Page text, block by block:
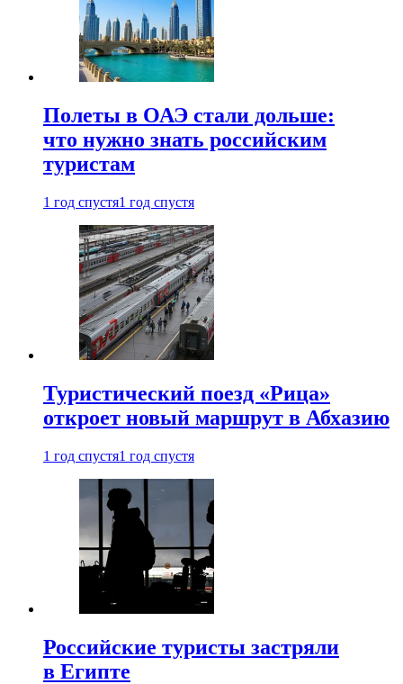
Полеты в ОАЭ стали дольше:
что нужно знать российским
туристам
1 год спустя1 год спустя
Туристический поезд «Рица»
откроет новый маршрут в Абхазию
1 год спустя1 год спустя
Российские туристы застряли
в Египте